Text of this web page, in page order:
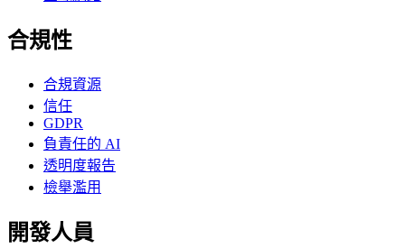
合規性
合規資源
信任
GDPR
負責任的 AI
透明度報告
檢舉濫用
開發人員